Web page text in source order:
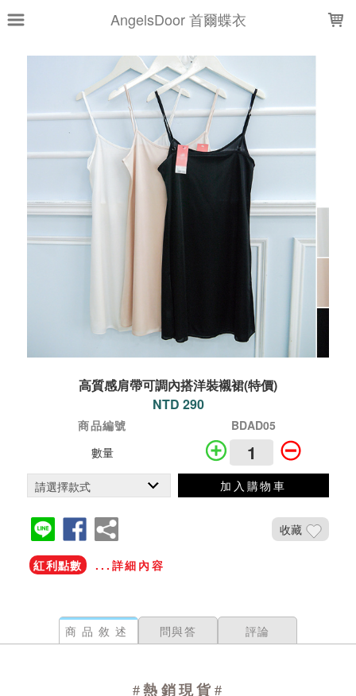
AngelsDoor 首爾蝶衣
高質感肩帶可調內搭洋裝襯裙(特價)
NTD 290
商品編號
BDAD05
數量
加入購物車
收藏
紅利點數 ...詳細內容
商品敘述 問與答 評論